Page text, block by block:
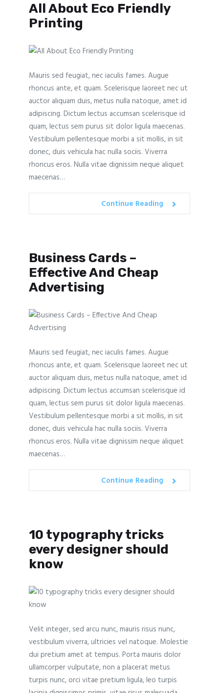
All About Eco Friendly
Printing
Mauris sed feugiat, nec iaculis fames. Augue
rhoncus ante, et quam. Scelerisque laoreet nec ut
auctor aliquam duis, metus nulla natoque, amet id
adipiscing. Dictum lectus accumsan scelerisque id
quam, lectus sem purus sit dolor ligula maecenas.
Vestibulum pellentesque morbi a sit mollis, in sit
donec, duis vehicula hac nulla sociis. Viverra
rhoncus eros. Nulla vitae dignissim neque aliquet
maecenas…
Continue Reading
Business Cards –
Effective And Cheap
Advertising
Mauris sed feugiat, nec iaculis fames. Augue
rhoncus ante, et quam. Scelerisque laoreet nec ut
auctor aliquam duis, metus nulla natoque, amet id
adipiscing. Dictum lectus accumsan scelerisque id
quam, lectus sem purus sit dolor ligula maecenas.
Vestibulum pellentesque morbi a sit mollis, in sit
donec, duis vehicula hac nulla sociis. Viverra
rhoncus eros. Nulla vitae dignissim neque aliquet
maecenas…
Continue Reading
10 typography tricks
every designer should
know
Velit integer, sed arcu nunc, mauris risus nunc,
vestibulum viverra, ultricies vel natoque. Molestie
dui pretium amet at tempus. Porta mauris dolor
ullamcorper vulputate, non a placerat metus
turpis nunc, orci vitae pretium ligula, leo turpis